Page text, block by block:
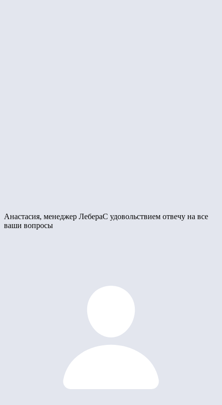
Анастасия, менеджер ЛебераС удовольствием отвечу на все
ваши вопросы